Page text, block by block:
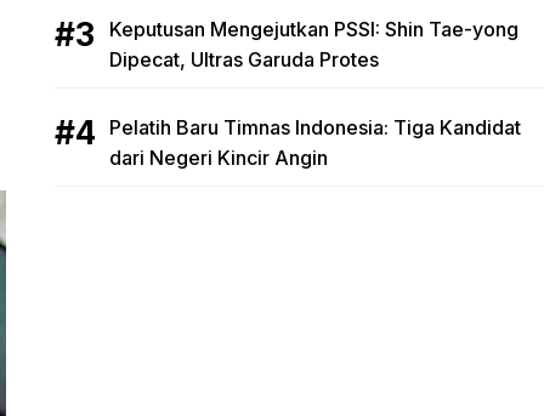
Keputusan Mengejutkan PSSI: Shin Tae-yong
Dipecat, Ultras Garuda Protes
Pelatih Baru Timnas Indonesia: Tiga Kandidat
dari Negeri Kincir Angin